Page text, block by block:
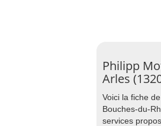
Philipp
Arles
Voici la fiche
Bouches-du-
services